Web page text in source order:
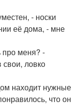
- носки
её дома, - мне
меня? -
ловко
находит нужные
что он